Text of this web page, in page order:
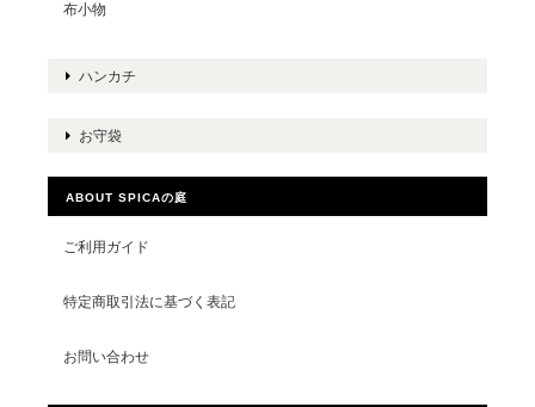
布小物
ハンカチ
お守袋
ABOUT SPICAの庭
ご利用ガイド
特定商取引法に基づく表記
お問い合わせ